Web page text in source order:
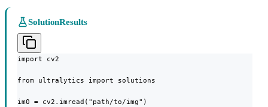
SolutionResults
import cv2
from ultralytics import solutions
im0 = cv2.imread("path/to/img")